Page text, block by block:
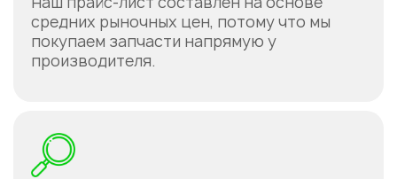
средних рыночных цен, потому что мы
покупаем запчасти напрямую у
производителя.